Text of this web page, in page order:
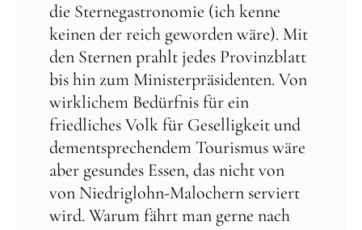
die Sternegastronomie (ich kenne
keinen der reich geworden wäre). Mit
den Sternen prahlt jedes Provinzblatt
bis hin zum Ministerpräsidenten. Von
wirklichem Bedürfnis für ein
friedliches Volk für Geselligkeit und
dementsprechendem Tourismus wäre
aber gesundes Essen, das nicht von
von Niedriglohn-Malochern serviert
wird. Warum fährt man gerne nach